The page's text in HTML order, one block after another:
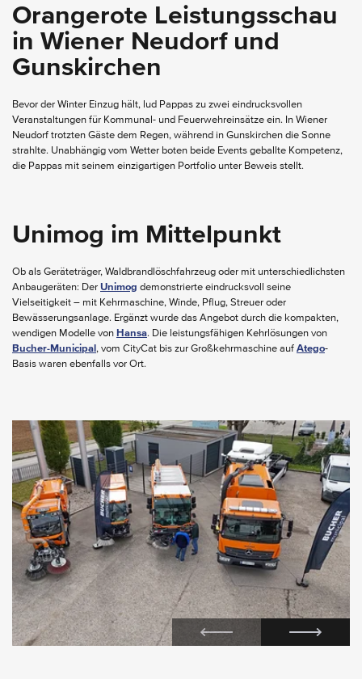
Orangerote Leistungsschau
in Wiener Neudorf und
Gunskirchen
Bevor der Winter Einzug hält, lud Pappas zu zwei eindrucksvollen
Veranstaltungen für Kommunal- und Feuerwehreinsätze ein. In Wiener
Neudorf trotzten Gäste dem Regen, während in Gunskirchen die Sonne
strahlte. Unabhängig vom Wetter boten beide Events geballte Kompetenz,
die Pappas mit seinem einzigartigen Portfolio unter Beweis stellt.
Unimog im Mittelpunkt
Ob als Geräteträger, Waldbrandlöschfahrzeug oder mit unterschiedlichsten
Anbaugeräten: Der Unimog demonstrierte eindrucksvoll seine
Vielseitigkeit – mit Kehrmaschine, Winde, Pflug, Streuer oder
Bewässerungsanlage. Ergänzt wurde das Angebot durch die kompakten,
wendigen Modelle von Hansa. Die leistungsfähigen Kehrlösungen von
Bucher-Municipal , vom CityCat bis zur Großkehrmaschine auf Atego-
Basis waren ebenfalls vor Ort.